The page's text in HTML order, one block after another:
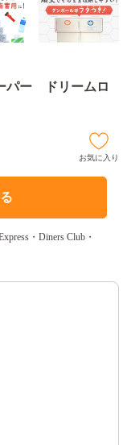
パー ドリームロ
お気に入り
・Diners Club・